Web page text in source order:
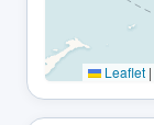
Leaflet |